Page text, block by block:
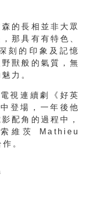
的長相並非大眾
那具有有特色、
刻的印象及記憶
獸般的氣質，無
力。
視連續劇《好英
登場，一年後他
配角的過程中，
維茨 Mathieu
。